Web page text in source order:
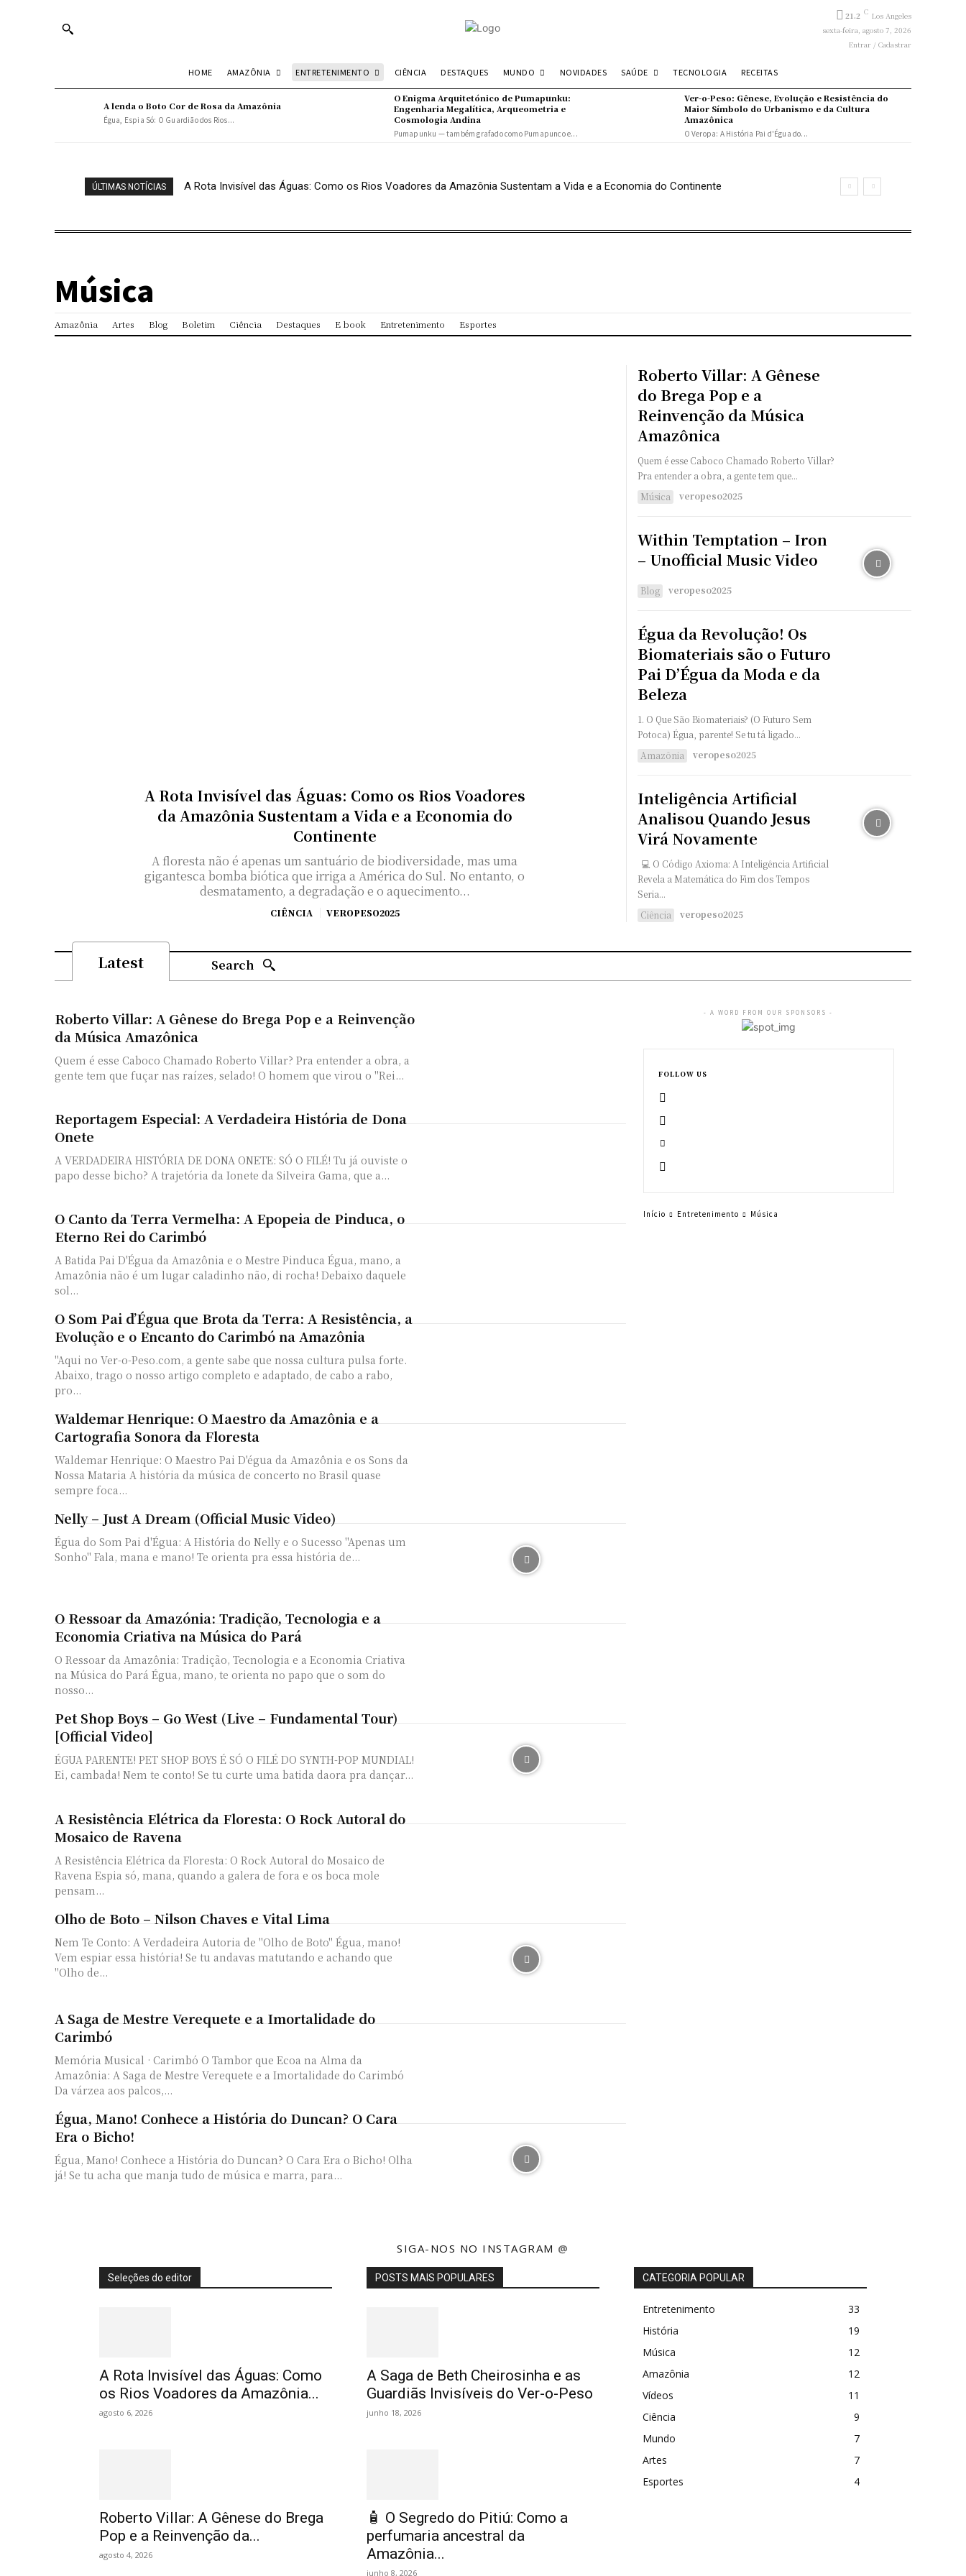
21.2 C Los Angeles
sexta-feira, agosto 7, 2026
Entrar / Cadastrar
HOME AMAZÔNIA ENTRETENIMENTO CIÊNCIA DESTAQUES MUNDO NOVIDADES SAÚDE TECNOLOGIA RECEITAS
A lenda o Boto Cor de Rosa da Amazônia
Égua, Espia Só: O Guardião dos Rios...
O Enigma Arquitetónico de Pumapunku:
Engenharia Megalítica, Arqueometria e
Cosmologia Andina
Pumapunku — também grafado como Pumapunco e...
Ver-o-Peso: Gênese, Evolução e Resistência do
Maior Símbolo do Urbanismo e da Cultura
Amazônica
O Veropa: A História Pai d'Égua do...
ÚLTIMAS NOTÍCIAS A Rota Invisível das Águas: Como os Rios Voadores da Amazônia Sustentam a Vida e a Economia do Continente
Música
Amazônia Artes Blog Boletim Ciência Destaques E book Entretenimento Esportes
A Rota Invisível das Águas: Como os Rios Voadores
da Amazônia Sustentam a Vida e a Economia do
Continente
A floresta não é apenas um santuário de biodiversidade, mas uma
gigantesca bomba biótica que irriga a América do Sul. No entanto, o
desmatamento, a degradação e o aquecimento...
CIÊNCIA VEROPESO2025
Roberto Villar: A Gênese
do Brega Pop e a
Reinvenção da Música
Amazônica
Quem é esse Caboco Chamado Roberto Villar?
Pra entender a obra, a gente tem que...
Música
veropeso2025
Within Temptation – Iron
– Unofficial Music Video
Blog veropeso2025
Égua da Revolução! Os
Biomateriais são o Futuro
Pai D’Égua da Moda e da
Beleza
1. O Que São Biomateriais? (O Futuro Sem
Potoca) Égua, parente! Se tu tá ligado...
Amazônia
veropeso2025
Inteligência Artificial
Analisou Quando Jesus
Virá Novamente
Revela a Matemática do Fim dos Tempos
Seria...
Ciência
veropeso2025
Latest Search
Roberto Villar: A Gênese do Brega Pop e a Reinvenção
da Música Amazônica
Quem é esse Caboco Chamado Roberto Villar? Pra entender a obra, a
gente tem que fuçar nas raízes, selado! O homem que virou o "Rei...
Reportagem Especial: A Verdadeira História de Dona
Onete
A VERDADEIRA HISTÓRIA DE DONA ONETE: SÓ O FILÉ! Tu já ouviste o
papo desse bicho? A trajetória da Ionete da Silveira Gama, que a...
O Canto da Terra Vermelha: A Epopeia de Pinduca, o
Eterno Rei do Carimbó
A Batida Pai D'Égua da Amazônia e o Mestre Pinduca Égua, mano, a
Amazônia não é um lugar caladinho não, di rocha! Debaixo daquele
sol...
O Som Pai d’Égua que Brota da Terra: A Resistência, a
Evolução e o Encanto do Carimbó na Amazônia
"Aqui no Ver-o-Peso.com, a gente sabe que nossa cultura pulsa forte.
Abaixo, trago o nosso artigo completo e adaptado, de cabo a rabo,
pro...
Waldemar Henrique: O Maestro da Amazônia e a
Cartografia Sonora da Floresta
Waldemar Henrique: O Maestro Pai D'égua da Amazônia e os Sons da
Nossa Mataria A história da música de concerto no Brasil quase
sempre foca...
Nelly – Just A Dream (Official Music Video)
Égua do Som Pai d'Égua: A História do Nelly e o Sucesso "Apenas um
Sonho" Fala, mana e mano! Te orienta pra essa história de...
O Ressoar da Amazónia: Tradição, Tecnologia e a
Economia Criativa na Música do Pará
O Ressoar da Amazônia: Tradição, Tecnologia e a Economia Criativa
na Música do Pará Égua, mano, te orienta no papo que o som do
nosso...
Pet Shop Boys – Go West (Live – Fundamental Tour)
[Official Video]
ÉGUA PARENTE! PET SHOP BOYS É SÓ O FILÉ DO SYNTH-POP MUNDIAL!
Ei, cambada! Nem te conto! Se tu curte uma batida daora pra dançar...
A Resistência Elétrica da Floresta: O Rock Autoral do
Mosaico de Ravena
A Resistência Elétrica da Floresta: O Rock Autoral do Mosaico de
Ravena Espia só, mana, quando a galera de fora e os boca mole
pensam...
Olho de Boto – Nilson Chaves e Vital Lima
Nem Te Conto: A Verdadeira Autoria de "Olho de Boto" Égua, mano!
Vem espiar essa história! Se tu andavas matutando e achando que
"Olho de...
A Saga de Mestre Verequete e a Imortalidade do
Carimbó
Memória Musical · Carimbó O Tambor que Ecoa na Alma da
Amazônia: A Saga de Mestre Verequete e a Imortalidade do Carimbó
Da várzea aos palcos,...
Égua, Mano! Conhece a História do Duncan? O Cara
Era o Bicho!
Égua, Mano! Conhece a História do Duncan? O Cara Era o Bicho! Olha
já! Se tu acha que manja tudo de música e marra, para...
- A WORD FROM OUR SPONSORS -
FOLLOW US
Início Entretenimento Música
SIGA-NOS NO INSTAGRAM @
Seleções do editor
A Rota Invisível das Águas: Como
os Rios Voadores da Amazônia...
agosto 6, 2026
Roberto Villar: A Gênese do Brega
Pop e a Reinvenção da...
agosto 4, 2026
POSTS MAIS POPULARES
A Saga de Beth Cheirosinha e as
Guardiãs Invisíveis do Ver-o-Peso
junho 18, 2026
🧴 O Segredo do Pitiú: Como a
perfumaria ancestral da
Amazônia...
junho 8, 2026
CATEGORIA POPULAR
Entretenimento
33
História
19
Música
12
Amazônia
12
Vídeos
11
Ciência
9
Mundo
7
Artes
7
Esportes
4
Turn off snow